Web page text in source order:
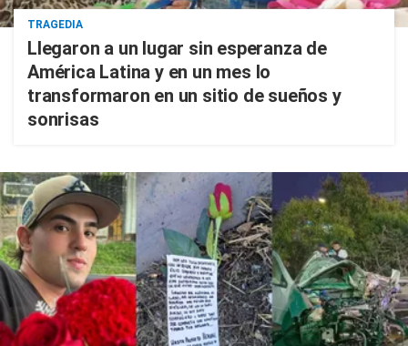
TRAGEDIA
Llegaron a un lugar sin esperanza de
América Latina y en un mes lo
transformaron en un sitio de sueños y
sonrisas